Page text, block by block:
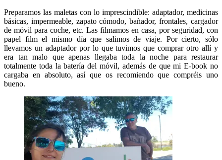
Preparamos las maletas con lo imprescindible: adaptador, medicinas
básicas, impermeable, zapato cómodo, bañador, frontales, cargador
de móvil para coche, etc. Las filmamos en casa, por seguridad, con
papel film el mismo día que salimos de viaje. Por cierto, sólo
llevamos un adaptador por lo que tuvimos que comprar otro allí y
era tan malo que apenas llegaba toda la noche para restaurar
totalmente toda la batería del móvil, además de que mi E-book no
cargaba en absoluto, así que os recomiendo que compréis uno
bueno.